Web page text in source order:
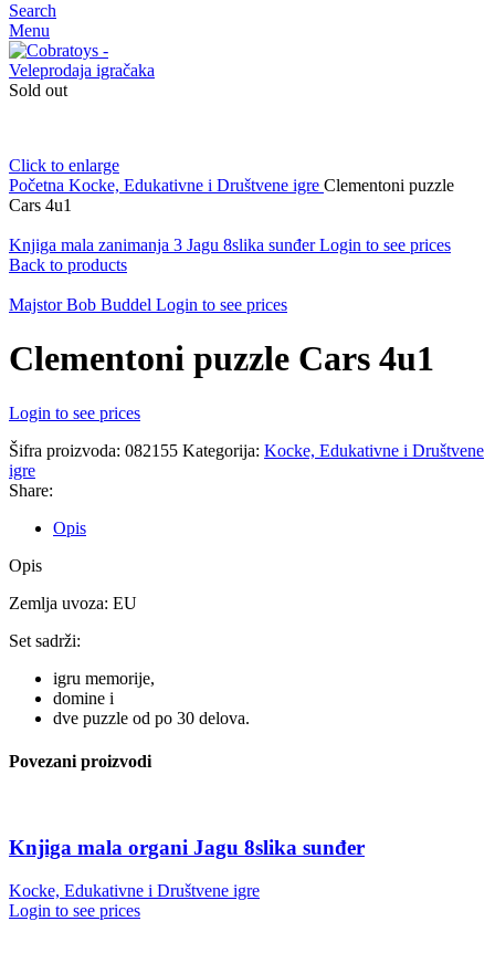
Search
Menu
Sold out
Click to enlarge
Početna Kocke, Edukativne i Društvene igre Clementoni puzzle
Cars 4u1
Knjiga mala zanimanja 3 Jagu 8slika sunđerLogin to see prices
Back to products
Majstor Bob Buddel Login to see prices
Clementoni puzzle Cars 4u1
Login to see prices
Šifra proizvoda: 082155 Kategorija: Kocke, Edukativne i Društvene
igre
Share:
Opis
Opis
Zemlja uvoza: EU
Set sadrži:
igru memorije,
domine i
dve puzzle od po 30 delova.
Povezani proizvodi
Knjiga mala organi Jagu 8slika sunđer
Kocke, Edukativne i Društvene igre
Login to see prices